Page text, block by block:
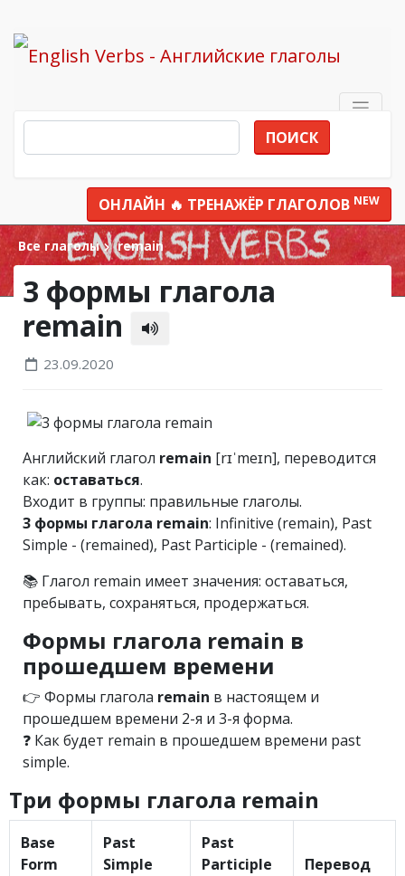
ПОИСК
ОНЛАЙН 🔥 ТРЕНАЖЁР ГЛАГОЛОВ NEW
Все глаголы remain
3 формы глагола
remain
23.09.2020
Английский глагол remain [rɪˈmeɪn], переводится
как: оставаться.
Входит в группы: правильные глаголы.
3 формы глагола remain: Infinitive (remain), Past
Simple - (remained), Past Participle - (remained).
📚 Глагол remain имеет значения: оставаться,
пребывать, сохраняться, продержаться.
Формы глагола remain в
прошедшем времени
👉 Формы глагола remain в настоящем и
прошедшем времени 2-я и 3-я форма.
❓ Как будет remain в прошедшем времени past
simple.
Три формы глагола remain
Base
Form
Past
Simple
Past
Participle
Перевод